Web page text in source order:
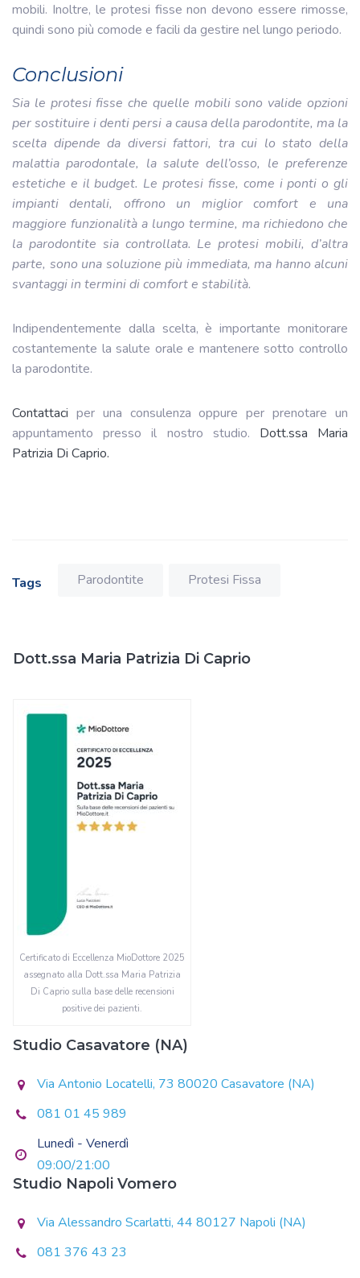
mobili. Inoltre, le protesi fisse non devono essere rimosse,
quindi sono più comode e facili da gestire nel lungo periodo.
Conclusioni
Sia le protesi fisse che quelle mobili sono valide opzioni
per sostituire i denti persi a causa della parodontite, ma la
scelta dipende da diversi fattori, tra cui lo stato della
malattia parodontale, la salute dell’osso, le preferenze
estetiche e il budget. Le protesi fisse, come i ponti o gli
impianti dentali, offrono un miglior comfort e una
maggiore funzionalità a lungo termine, ma richiedono che
la parodontite sia controllata. Le protesi mobili, d’altra
parte, sono una soluzione più immediata, ma hanno alcuni
svantaggi in termini di comfort e stabilità.
Indipendentemente dalla scelta, è importante monitorare
costantemente la salute orale e mantenere sotto controllo
la parodontite.
Contattaci per una consulenza oppure per prenotare un
appuntamento presso il nostro studio. Dott.ssa Maria
Patrizia Di Caprio.
Tags Parodontite Protesi Fissa
Dott.ssa Maria Patrizia Di Caprio
Certificato di Eccellenza MioDottore 2025
assegnato alla Dott.ssa Maria Patrizia
Di Caprio sulla base delle recensioni
positive dei pazienti.
Studio Casavatore (NA)
Via Antonio Locatelli, 73 80020 Casavatore (NA)
081 01 45 989
Lunedì - Venerdì
09:00/21:00
Studio Napoli Vomero
Via Alessandro Scarlatti, 44 80127 Napoli (NA)
081 376 43 23